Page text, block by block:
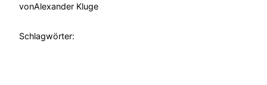
vonAlexander Kluge
Schlagwörter: